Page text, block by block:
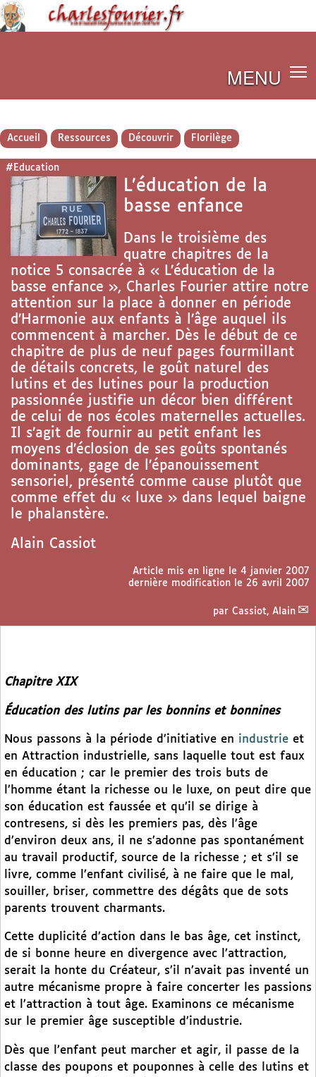
MENU
Accueil Ressources Découvrir Florilège
#Education
L’éducation de la
basse enfance
Dans le troisième des
quatre chapitres de la
notice 5 consacrée à « L’éducation de la
basse enfance », Charles Fourier attire notre
attention sur la place à donner en période
d’Harmonie aux enfants à l’âge auquel ils
commencent à marcher. Dès le début de ce
chapitre de plus de neuf pages fourmillant
de détails concrets, le goût naturel des
lutins et des lutines pour la production
passionnée justifie un décor bien différent
de celui de nos écoles maternelles actuelles.
Il s’agit de fournir au petit enfant les
moyens d’éclosion de ses goûts spontanés
dominants, gage de l’épanouissement
sensoriel, présenté comme cause plutôt que
comme effet du « luxe » dans lequel baigne
le phalanstère.
Alain Cassiot
Article mis en ligne le 4 janvier 2007
dernière modification le 26 avril 2007
par Cassiot, Alain
Chapitre XIX
Éducation des lutins par les bonnins et bonnines
Nous passons à la période d’initiative en industrie et
en Attraction industrielle, sans laquelle tout est faux
en éducation ; car le premier des trois buts de
l’homme étant la richesse ou le luxe, on peut dire que
son éducation est faussée et qu’il se dirige à
contresens, si dès les premiers pas, dès l’âge
d’environ deux ans, il ne s’adonne pas spontanément
au travail productif, source de la richesse ; et s’il se
livre, comme l’enfant civilisé, à ne faire que le mal,
souiller, briser, commettre des dégâts que de sots
parents trouvent charmants.
Cette duplicité d’action dans le bas âge, cet instinct,
de si bonne heure en divergence avec l’attraction,
serait la honte du Créateur, s’il n’avait pas inventé un
autre mécanisme propre à faire concerter les passions
et l’attraction à tout âge. Examinons ce mécanisme
sur le premier âge susceptible d’industrie.
Dès que l’enfant peut marcher et agir, il passe de la
classe des poupons et pouponnes à celle des lutins et